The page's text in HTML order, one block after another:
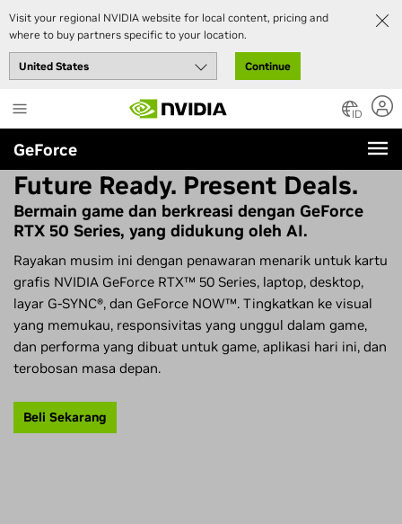
Visit your regional NVIDIA website for local content, pricing and
where to buy partners specific to your location.
Continue
to
main
content
ID
GeForce
Future Ready. Present Deals.
Bermain game dan berkreasi dengan GeForce
RTX 50 Series, yang didukung oleh AI.
Rayakan musim ini dengan penawaran menarik untuk kartu
grafis NVIDIA GeForce RTX™ 50 Series, laptop, desktop,
layar G-SYNC®, dan GeForce NOW™. Tingkatkan ke visual
yang memukau, responsivitas yang unggul dalam game,
dan performa yang dibuat untuk game, aplikasi hari ini, dan
terobosan masa depan.
Beli Sekarang